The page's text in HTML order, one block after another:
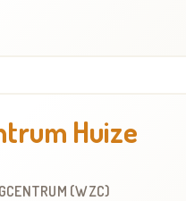
Huize
(WZC)